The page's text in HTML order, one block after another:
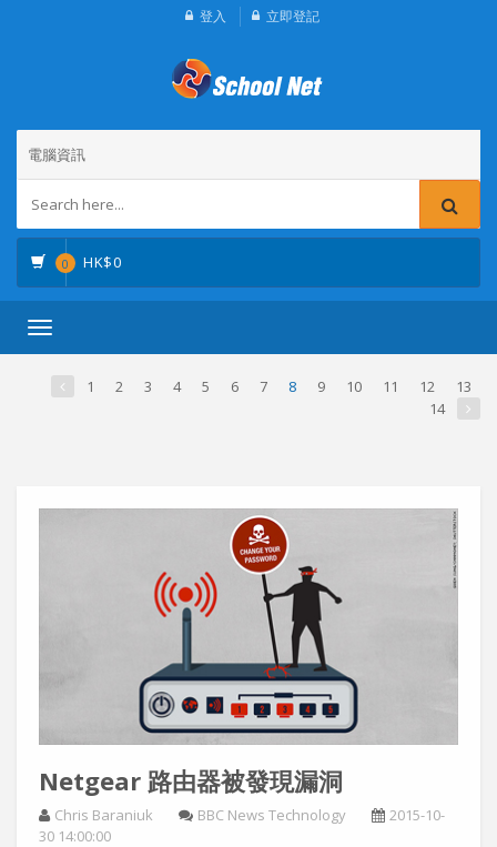
登入 立即登記
電腦資訊
0 HK$0
Toggle
1
2 3 4 5 6 7 8 9 10 11 12
13
14
Netgear 路由器被發現漏洞
Chris Baraniuk BBC News Technology
2015-10-
30 14:00:00